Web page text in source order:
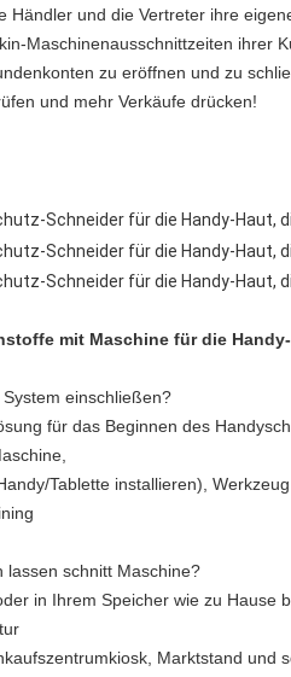
Händler und die Vertreter ihre
Maschinenausschnittzeiten ihrer
zu eröffnen und zu
und mehr Verkäufe drücken!
mit Maschine für die
einschließen?
für das Beginnen des
Tablette installieren),
lassen schnitt Maschine?
in Ihrem Speicher wie zu Hause
Marktstand und